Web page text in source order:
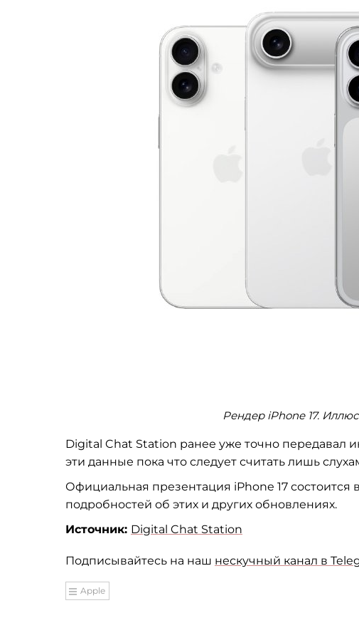
Рендер iPhone 17.
Digital Chat Station ранее уже точно передавал
эти данные пока что следует считать лишь
Официальная презентация iPhone 17 состоится
подробностей об этих и других обновлениях.
Источник: Digital Chat Station
Подписывайтесь на наш нескучный канал в
Apple